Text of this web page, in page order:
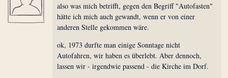
also was mich betrifft, gegen den Begriff "Autofasten"
hätte ich mich auch gewandt, wenn er von einer
anderen Stelle gekommen wäre.
ok, 1973 durfte man einige Sonntage nicht
Autofahren, wir haben es überlebt. Aber dennoch,
lassen wir - irgendwie passend - die Kirche im Dorf.